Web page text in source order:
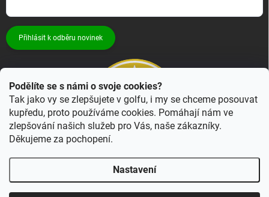
Podělíte se s námi o svoje cookies?
Tak jako vy se zlepšujete v golfu, i my se chceme posouvat
kupředu, proto používáme cookies. Pomáhají nám ve
zlepšování našich služeb pro Vás, naše zákazníky.
Děkujeme za pochopení.
Nastavení
Přihlásit k odběru novinek
Copyright 2026Bestgolf.cz. Všechna práva vyhrazena.Upravit nastavení